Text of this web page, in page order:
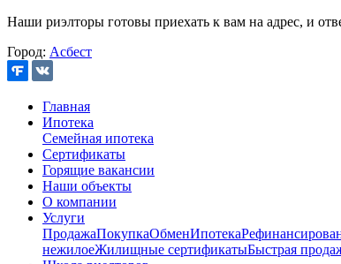
Наши риэлторы готовы приехать к вам на адрес, и
Город: Асбест
Главная
Ипотека
Семейная ипотека
Сертификаты
Горящие вакансии
Наши объекты
О компании
Услуги
ПродажаПокупкаОбменИпотека
нежилоеЖилищные сертификатыБыстрая